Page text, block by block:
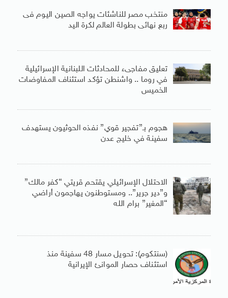
منتخب مصر للناشئات يواجه الصين اليوم فى
ربع نهائى بطولة العالم لكرة اليد
تعليق مفاجىء للمحادثات اللبنانية الإسرائيلية
في روما .. واشنطن تؤكد استئناف المفاوضات
الخميس
هجوم بـ”تفجير قوي” نفذه الحوثيون يستهدف
سفينة في خليج عدن
الاحتلال الإسرائيلي يقتحم قريتي “كفر مالك”
و”دير جرير”.. ومستوطنون يهاجمون أراضي
“المغير” برام الله
(سنتكوم): تحويل مسار 48 سفينة منذ
استئناف حصار الموانئ الإيرانية